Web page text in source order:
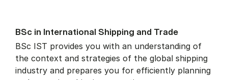
BSc in In­ter­na­tion­al Ship­ping and Trade
BSc IST provides you with an understanding of
the context and strategies of the global shipping
industry and prepares you for efficiently planning